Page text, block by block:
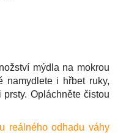
mýdla na mokrou
namydlete i hřbet ruky,
Opláchněte čistou
reálného odhadu váhy